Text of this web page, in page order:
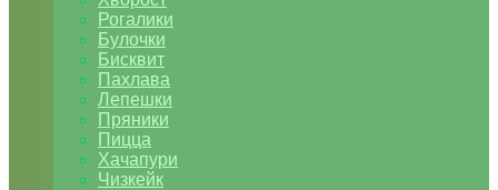
Рогалики
Булочки
Бисквит
Пахлава
Лепешки
Пряники
Пицца
Хачапури
Чизкейк